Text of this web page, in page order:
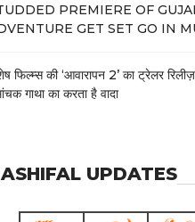
PREMIERE OF
GET SET GO IN
फिल्म्स की ‘आवारापन 2’ का ट्रेलर
गाथा का करता है वादा
UPDATES